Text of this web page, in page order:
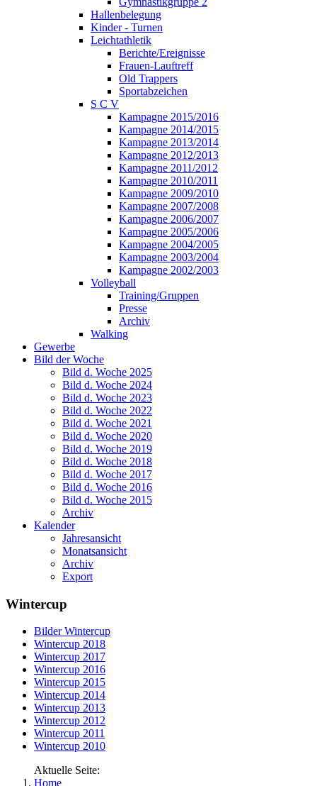
Hallenbelegung
Kinder - Turnen
Leichtathletik
Berichte/Ereignisse
Frauen-Lauftreff
Old Trappers
Sportabzeichen
S C V
Kampagne 2015/2016
Kampagne 2014/2015
Kampagne 2013/2014
Kampagne 2012/2013
Kampagne 2011/2012
Kampagne 2010/2011
Kampagne 2009/2010
Kampagne 2007/2008
Kampagne 2006/2007
Kampagne 2005/2006
Kampagne 2004/2005
Kampagne 2003/2004
Kampagne 2002/2003
Volleyball
Training/Gruppen
Presse
Archiv
Walking
Gewerbe
Bild der Woche
Bild d. Woche 2025
Bild d. Woche 2024
Bild d. Woche 2023
Bild d. Woche 2022
Bild d. Woche 2021
Bild d. Woche 2020
Bild d. Woche 2019
Bild d. Woche 2018
Bild d. Woche 2017
Bild d. Woche 2016
Bild d. Woche 2015
Archiv
Kalender
Jahresansicht
Monatsansicht
Archiv
Export
Wintercup
Bilder Wintercup
Wintercup 2018
Wintercup 2017
Wintercup 2016
Wintercup 2015
Wintercup 2014
Wintercup 2013
Wintercup 2012
Wintercup 2011
Wintercup 2010
Aktuelle Seite:
Home